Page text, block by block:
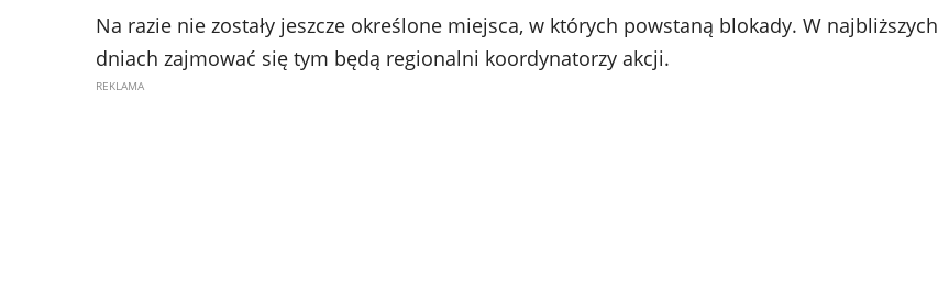
Na razie nie zostały jeszcze określone miejsca, w których powstaną blokady. W najbliższych
dniach zajmować się tym będą regionalni koordynatorzy akcji.